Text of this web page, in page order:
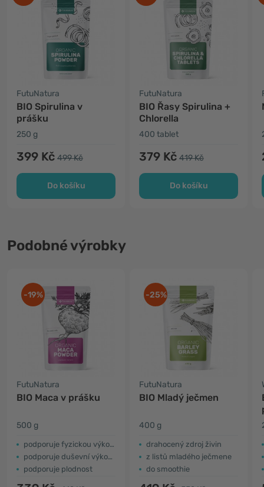
FutuNatura
BIO Spirulina v
prášku
250 g
399 Kč 499 Kč
Do košíku
FutuNatura
BIO Řasy Spirulina +
Chlorella
400 tablet
379 Kč 419 Kč
Do košíku
Podobné výrobky
-19%
FutuNatura
BIO Maca v prášku
500 g
podporuje fyzickou výkonnost
podporuje duševní výkonnost
podporuje plodnost
-25%
FutuNatura
BIO Mladý ječmen
400 g
drahocený zdroj živin
z listů mladého ječmene
do smoothie